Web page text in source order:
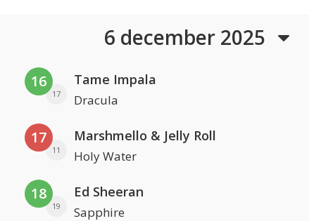
6 december 2025
16
17
Tame Impala
Dracula
17
11
Marshmello & Jelly Roll
Holy Water
18
19
Ed Sheeran
Sapphire